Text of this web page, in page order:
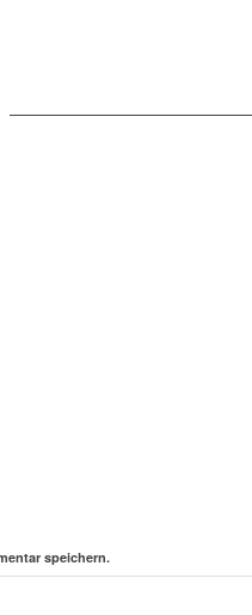
speichern.